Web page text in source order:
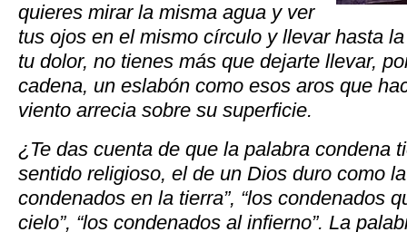
quieres mirar la misma agua y ver
tus ojos en el mismo círculo y llevar hasta
tu dolor, no tienes más que dejarte llevar,
cadena, un eslabón como esos aros que
viento arrecia sobre su superficie.
¿Te das cuenta de que la palabra condena
sentido religioso, el de un Dios duro como
condenados en la tierra”, “los condenados
cielo”, “los condenados al infierno”. La